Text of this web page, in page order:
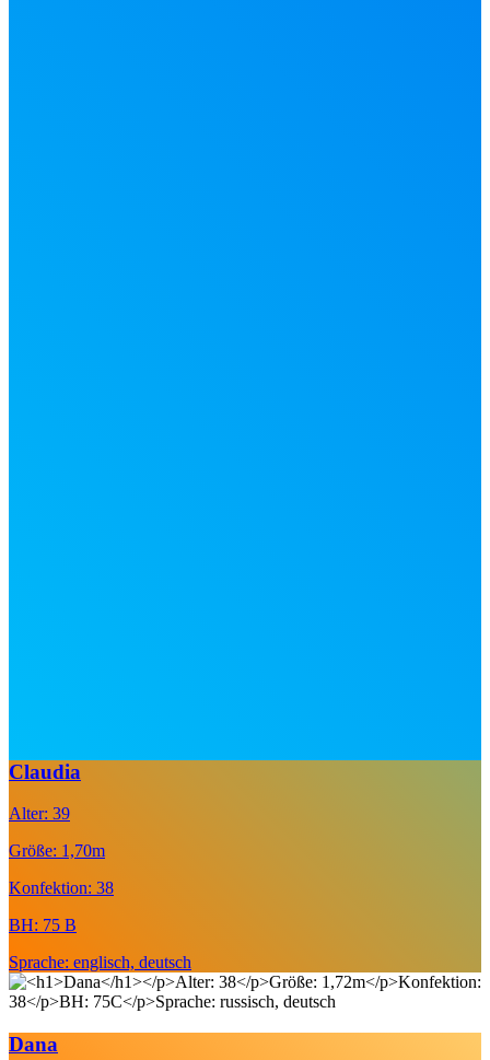
Claudia
Alter: 39
Größe: 1,70m
Konfektion: 38
BH: 75 B
Sprache: englisch, deutsch
Dana